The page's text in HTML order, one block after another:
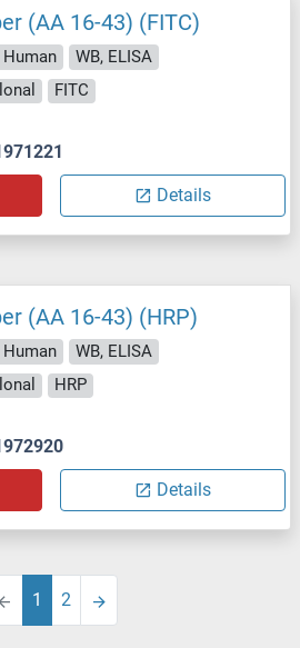
(AA 16-43) (FITC)
WB, ELISA
FITC
Details
(AA 16-43) (HRP)
WB, ELISA
HRP
Details
1 2